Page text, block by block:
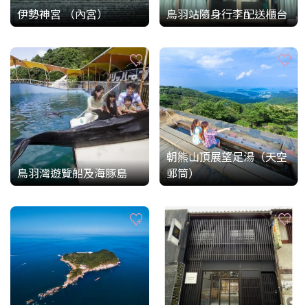
伊勢神宮 （內宮） 鳥羽站隨身行李配送櫃台
鳥羽灣遊覽船及海豚島
朝熊山頂展望足湯（天空
郵筒）